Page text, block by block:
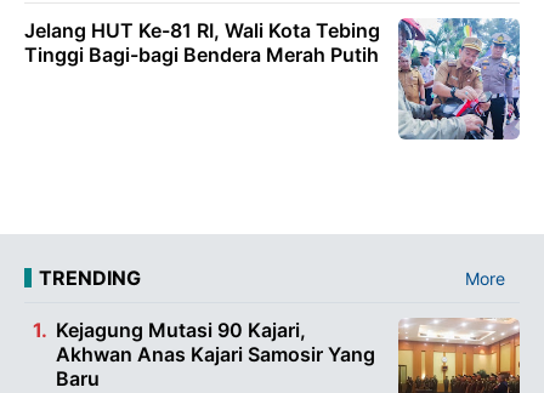
Jelang HUT Ke-81 RI, Wali Kota Tebing
Tinggi Bagi-bagi Bendera Merah Putih
TRENDING More
Kejagung Mutasi 90 Kajari,
Akhwan Anas Kajari Samosir Yang
Baru